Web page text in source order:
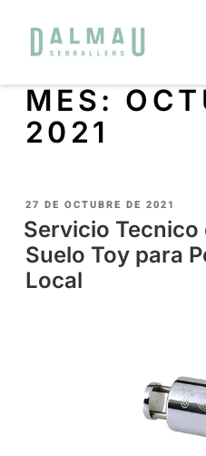
MES:
2021
27 DE OCTUBRE DE 2021
Servicio
Suelo Toy para
Local